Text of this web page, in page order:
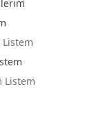
Listem